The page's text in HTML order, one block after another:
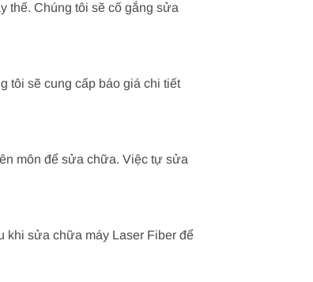
thế. Chúng tôi sẽ cố gắng sửa
tôi sẽ cung cấp báo giá chi tiết
môn để sửa chữa. Việc tự sửa
khi sửa chữa máy Laser Fiber để